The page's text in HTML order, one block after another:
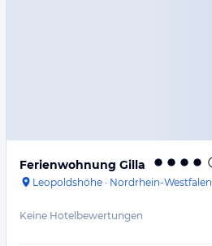
Ferienwohnung Gilla
Leopoldshöhe · Nordrhein-Westfalen
Keine Hotelbewertungen